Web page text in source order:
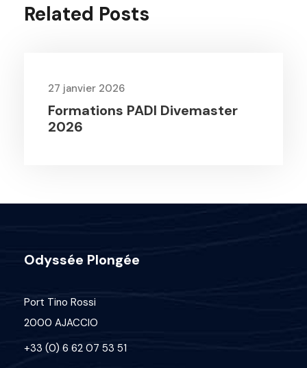
Related Posts
27 janvier 2026
Formations PADI Divemaster
2026
Odyssée Plongée
Port Tino Rossi
2000 AJACCIO
+33 (0) 6 62 07 53 51